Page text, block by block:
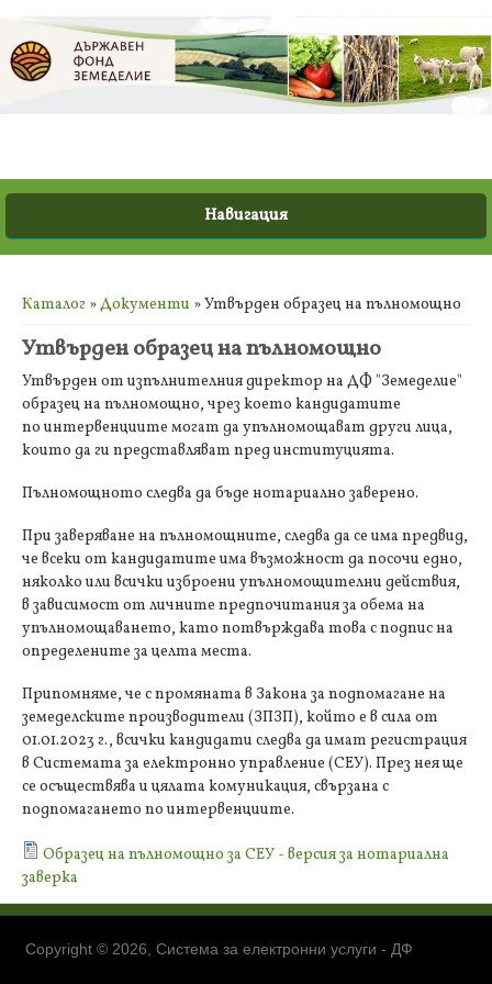
Вие сте тук
Каталог »Документи » Утвърден образец на пълномощно
Утвърден образец на пълномощно
Утвърден от изпълнителния директор на ДФ "Земеделие"
образец на пълномощно, чрез което кандидатите
по интервенциите могат да упълномощават други лица,
които да ги представляват пред институцията.
Пълномощното следва да бъде нотариално заверено.
При заверяване на пълномощните, следва да се има предвид,
че всеки от кандидатите има възможност да посочи едно,
няколко или всички изброени упълномощителни действия,
в зависимост от личните предпочитания за обема на
упълномощаването, като потвърждава това с подпис на
определените за целта места.
Припомняме, че с промяната в Закона за подпомагане на
земеделските производители (ЗПЗП), който е в сила от
01.01.2023 г., всички кандидати следва да имат регистрация
в Системата за електронно управление (СЕУ). През нея ще
се осъществява и цялата комуникация, свързана с
подпомагането по интервенциите.
Образец на пълномощно за СЕУ - версия за нотариална
заверка
Copyright © 2026, Система за електронни услуги - ДФ